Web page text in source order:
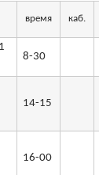
время каб.
8-30
14-15
16-00